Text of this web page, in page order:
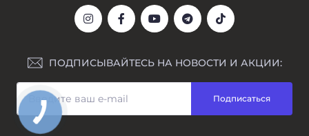
ПОДПИСЫВАЙТЕСЬ НА НОВОСТИ И АКЦИИ:
Подписаться